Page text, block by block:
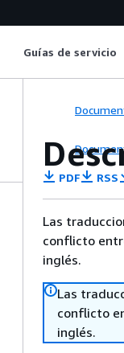
Guías de servicio
PDF RSS
Las
conflicto
inglés.
Las
conflicto
inglés.